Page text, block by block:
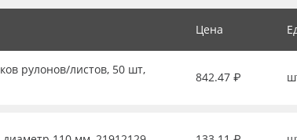
Цена
рулонов/листов, 50 шт,
842.47 ₽